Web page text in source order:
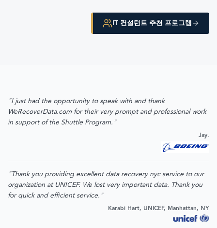
IT 컨설턴트 추천 프로그램
"I just had the opportunity to speak with and thank
WeRecoverData.com for their very prompt and professional work
in support of the Shuttle Program."
Jay.
"Thank you providing excellent data recovery nyc service to our
organization at UNICEF. We lost very important data. Thank you
for quick and efficient service."
Karabi Hart, UNICEF, Manhattan, NY